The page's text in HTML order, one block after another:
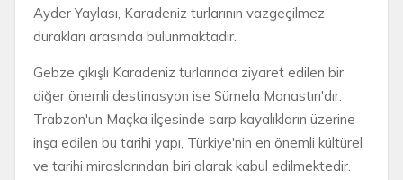
Ayder Yaylası, Karadeniz turlarının vazgeçilmez
durakları arasında bulunmaktadır.
Gebze çıkışlı Karadeniz turlarında ziyaret edilen bir
diğer önemli destinasyon ise Sümela Manastırı'dır.
Trabzon'un Maçka ilçesinde sarp kayalıkların üzerine
inşa edilen bu tarihi yapı, Türkiye'nin en önemli kültürel
ve tarihi miraslarından biri olarak kabul edilmektedir.